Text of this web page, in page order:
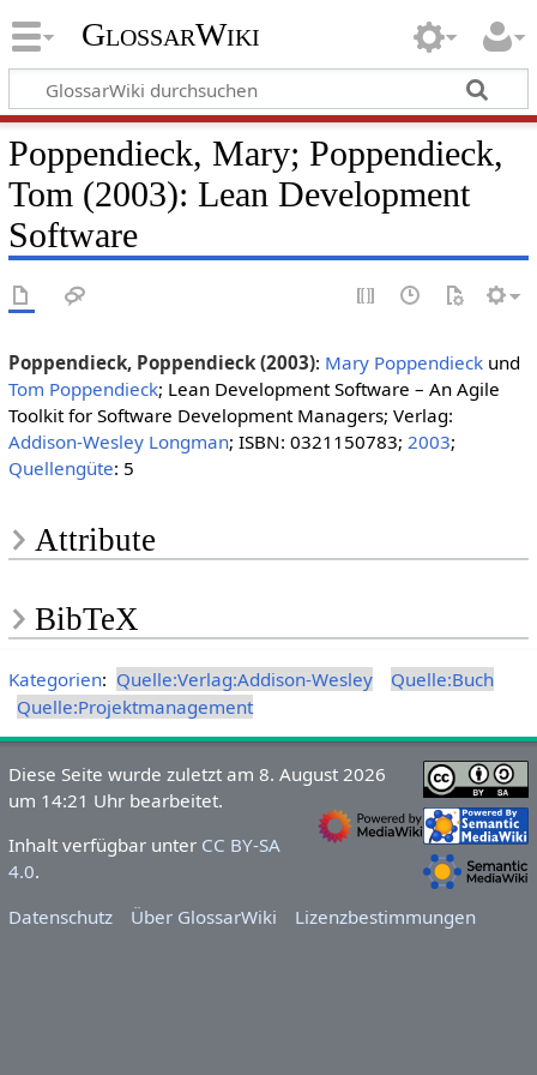
GlossarWiki
Poppendieck, Mary; Poppendieck,
Tom (2003): Lean Development
Software
Poppendieck, Poppendieck (2003): Mary Poppendieckund
Tom Poppendieck; Lean Development Software – An Agile
Toolkit for Software Development Managers; Verlag:
Addison-Wesley Longman; ISBN: 0321150783; 2003;
Quellengüte: 5
Attribute
BibTeX
Kategorien: Quelle:Verlag:Addison-Wesley
Quelle:Buch
Quelle:Projektmanagement
Diese Seite wurde zuletzt am 8. August 2026
um 14:21 Uhr bearbeitet.
Inhalt verfügbar unter CC BY-SA
4.0.
Datenschutz
Über GlossarWiki Lizenzbestimmungen